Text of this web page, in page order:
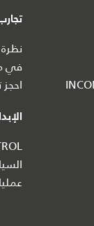
في
احجز